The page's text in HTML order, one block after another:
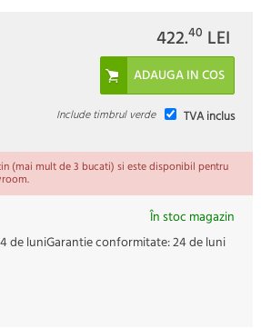
422.40 LEI
TVA inclus
Include timbrul verde
(mai mult de 3 bucati) si este disponibil pentru
În stoc magazin
de luniGarantie conformitate:24 de luni